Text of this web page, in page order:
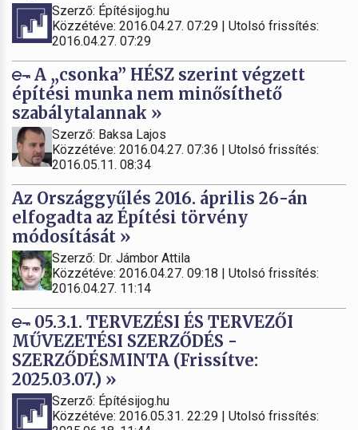
Szerző: Építésijog.hu
Közzétéve: 2016.04.27. 07:29 | Utolsó frissítés:
2016.04.27. 07:29
A „csonka” HÉSZ szerint végzett
építési munka nem minősíthető
szabálytalannak »
Szerző: Baksa Lajos
Közzétéve: 2016.04.27. 07:36 | Utolsó frissítés:
2016.05.11. 08:34
Az Országgyűlés 2016. április 26-án
elfogadta az Építési törvény
módosítását »
Szerző: Dr. Jámbor Attila
Közzétéve: 2016.04.27. 09:18 | Utolsó frissítés:
2016.04.27. 11:14
05.3.1. TERVEZÉSI ÉS TERVEZŐI
MŰVEZETÉSI SZERZŐDÉS -
SZERZŐDÉSMINTA (Frissítve:
2025.03.07.) »
Szerző: Építésijog.hu
Közzétéve: 2016.05.31. 22:29 | Utolsó frissítés: